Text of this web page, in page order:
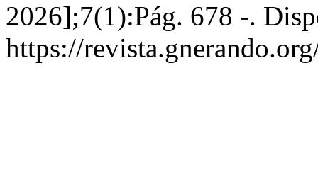
2026];7(1):Pág. 678 -.
https://